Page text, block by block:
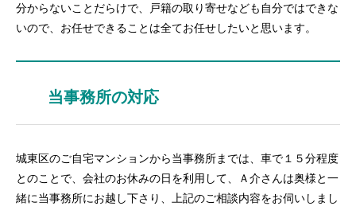
分からないことだらけで、戸籍の取り寄せなども自分ではできな
いので、お任せできることは全てお任せしたいと思います。
当事務所の対応
城東区のご自宅マンションから当事務所までは、車で１５分程度
とのことで、会社のお休みの日を利用して、Ａ介さんは奥様と一
緒に当事務所にお越し下さり、上記のご相談内容をお伺いしまし